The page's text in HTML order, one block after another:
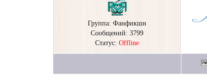
Группа: Фанфикшн
Сообщений: 3799
Статус: Offline